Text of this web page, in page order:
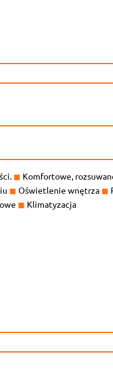
◼ Komfortowe,
◼ Oświetlenie wnętrza ◼
◼ Klimatyzacja